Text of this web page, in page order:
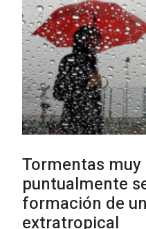
Clases de
Charrúa
03-08-2026